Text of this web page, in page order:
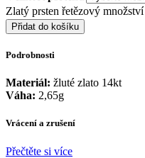
Zlatý prsten řetězový množství
Přidat do košíku
Podrobnosti
Materiál: žluté zlato 14kt
Váha: 2,65g
Vrácení a zrušení
Přečtěte si více